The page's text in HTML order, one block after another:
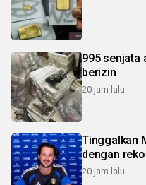
995 senjata
berizin
20 jam lalu
Tinggalkan
dengan
20 jam lalu